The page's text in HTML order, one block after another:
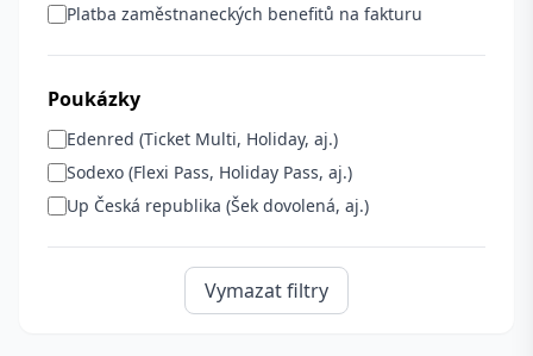
Platba zaměstnaneckých benefitů na fakturu
Poukázky
Edenred (Ticket Multi, Holiday, aj.)
Sodexo (Flexi Pass, Holiday Pass, aj.)
Up Česká republika (Šek dovolená, aj.)
Vymazat filtry